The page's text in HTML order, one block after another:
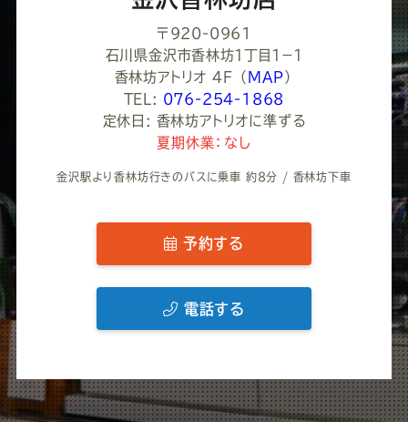
〒920-0961
石川県金沢市香林坊１丁目１−１
香林坊アトリオ 4F
（ MAP ）
TEL: 076-254-1868
定休日: 香林坊アトリオに準ずる
夏期休業：なし
金沢駅より香林坊行きのバスに乗車 約8分 / 香林坊下車
予約する
電話する